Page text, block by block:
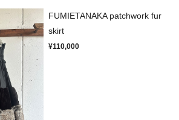
FUMIETANAKA patchwork fur
skirt
¥110,000